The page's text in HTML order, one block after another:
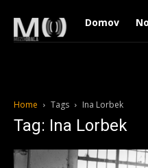
Domov
Home Tags Ina Lorbek
Tag: Ina Lorbek